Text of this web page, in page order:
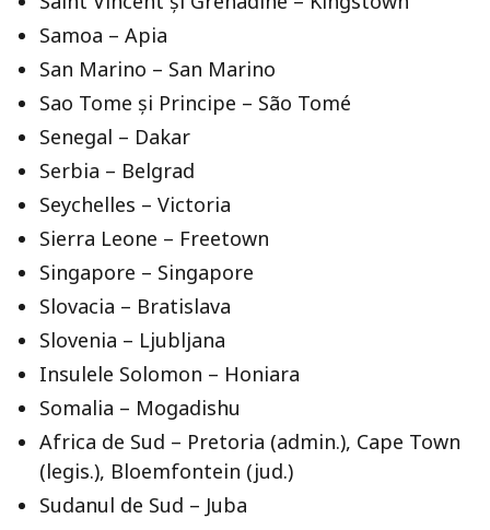
Samoa – Apia
San Marino – San Marino
Sao Tome și Principe – São Tomé
Senegal – Dakar
Serbia – Belgrad
Seychelles – Victoria
Sierra Leone – Freetown
Singapore – Singapore
Slovacia – Bratislava
Slovenia – Ljubljana
Insulele Solomon – Honiara
Somalia – Mogadishu
Africa de Sud – Pretoria (admin.), Cape Town
(legis.), Bloemfontein (jud.)
Sudanul de Sud – Juba